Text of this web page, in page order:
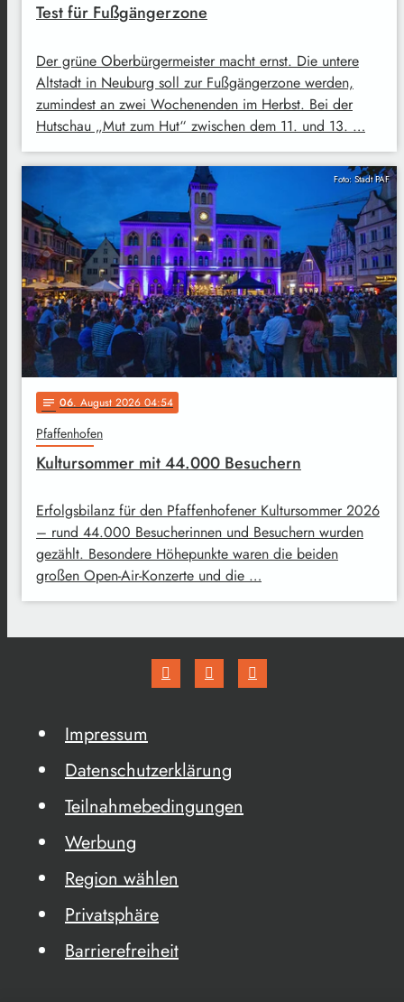
Test für Fußgängerzone
Der grüne Oberbürgermeister macht ernst. Die untere
Altstadt in Neuburg soll zur Fußgängerzone werden,
zumindest an zwei Wochenenden im Herbst. Bei der
Hutschau „Mut zum Hut“ zwischen dem 11. und 13. …
Foto: Stadt PAF
notes 06. August 2026 04:54
Pfaffenhofen
Kultursommer mit 44.000 Besuchern
Erfolgsbilanz für den Pfaffenhofener Kultursommer 2026
– rund 44.000 Besucherinnen und Besuchern wurden
gezählt. Besondere Höhepunkte waren die beiden
großen Open-Air-Konzerte und die …
Impressum
Datenschutzerklärung
Teilnahmebedingungen
Werbung
Region wählen
Privatsphäre
Barrierefreiheit